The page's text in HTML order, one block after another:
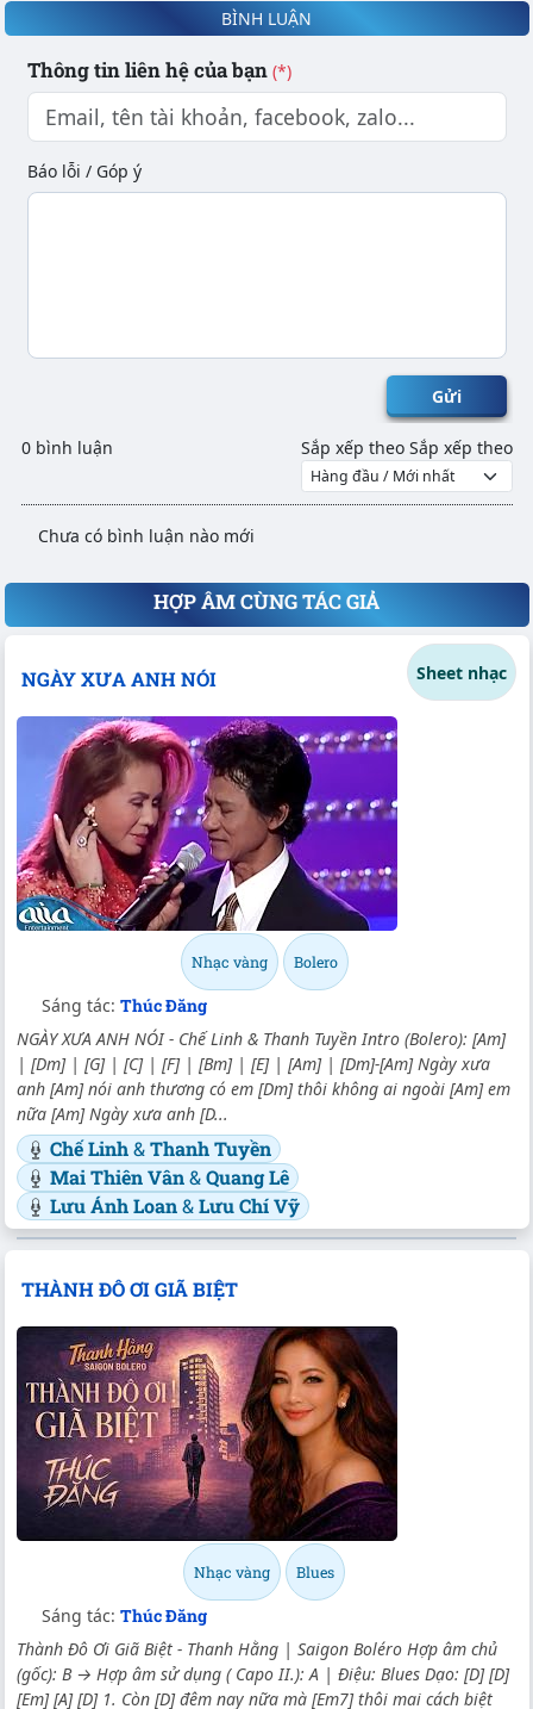
BÌNH LUẬN
Thông tin liên hệ của bạn (*)
Báo lỗi / Góp ý
Gửi
0 bình luận Sắp xếp theo Sắp xếp theo
Chưa có bình luận nào mới
HỢP ÂM CÙNG TÁC GIẢ
NGÀY XƯA ANH NÓI Sheet nhạc
Nhạc vàng Bolero
Sáng tác: Thúc Đăng
NGÀY XƯA ANH NÓI - Chế Linh & Thanh Tuyền Intro (Bolero): [Am]
| [Dm] | [G] | [C] | [F] | [Bm] | [E] | [Am] | [Dm]-[Am] Ngày xưa
anh [Am] nói anh thương có em [Dm] thôi không ai ngoài [Am] em
nữa [Am] Ngày xưa anh [D...
Chế Linh&Thanh Tuyền
Mai Thiên Vân&Quang Lê
Lưu Ánh Loan&Lưu Chí Vỹ
THÀNH ĐÔ ƠI GIÃ BIỆT
Nhạc vàng Blues
Sáng tác: Thúc Đăng
Thành Đô Ơi Giã Biệt - Thanh Hằng | Saigon Boléro Hợp âm chủ
(gốc): B → Hợp âm sử dụng ( Capo II.): A | Điệu: Blues Dạo: [D] [D]
[Em] [A] [D] 1. Còn [D] đêm nay nữa mà [Em7] thôi mai cách biệt